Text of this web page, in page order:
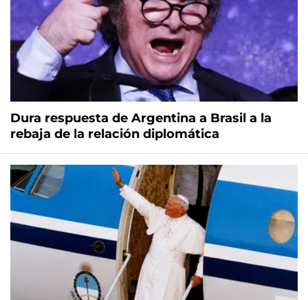
Dura respuesta de Argentina a Brasil a la
rebaja de la relación diplomática